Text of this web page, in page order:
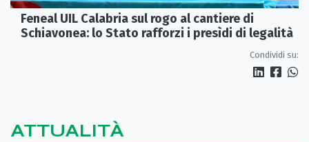
Feneal UIL Calabria sul rogo al cantiere di
Schiavonea: lo Stato rafforzi i presìdi di legalità
Condividi su:
ATTUALITÀ